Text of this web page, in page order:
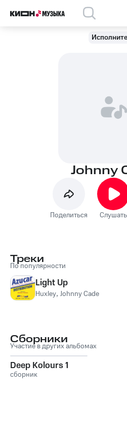
Johnny
Поделиться Слушать
Треки
По популярности
Light Up
Huxley, Johnny Cade
Сборники
Участие в других альбомах
Deep Kolours 1
сборник